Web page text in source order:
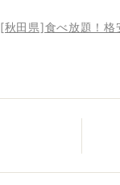
[秋田県]食べ放題！格